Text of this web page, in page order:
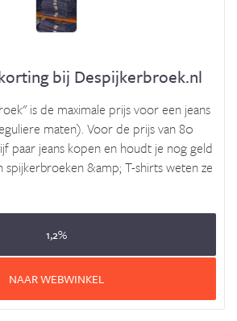
bij Despijkerbroek.nl
is de maximale prijs voor een jeans
maten). Voor de prijs van 80
paar jeans kopen en houdt je nog geld
spijkerbroeken &amp; T-shirts weten ze
1,2%
NAAR WEBWINKEL